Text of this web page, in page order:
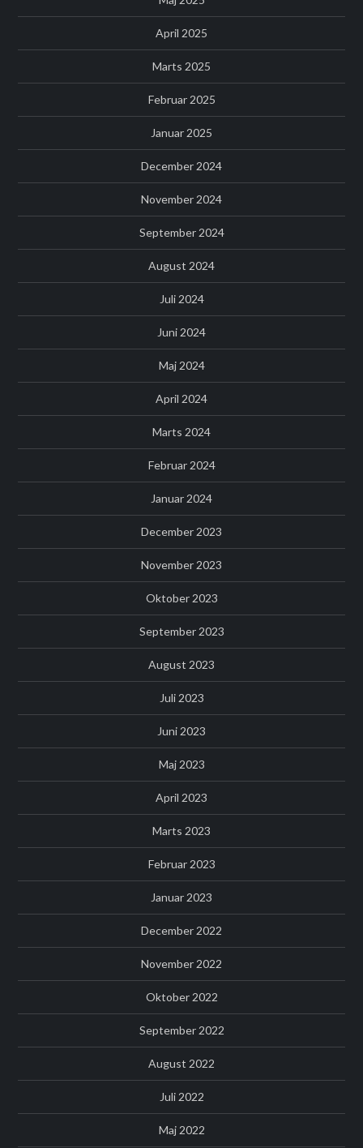
April 2025
Marts 2025
Februar 2025
Januar 2025
December 2024
November 2024
September 2024
August 2024
Juli 2024
Juni 2024
Maj 2024
April 2024
Marts 2024
Februar 2024
Januar 2024
December 2023
November 2023
Oktober 2023
September 2023
August 2023
Juli 2023
Juni 2023
Maj 2023
April 2023
Marts 2023
Februar 2023
Januar 2023
December 2022
November 2022
Oktober 2022
September 2022
August 2022
Juli 2022
Maj 2022